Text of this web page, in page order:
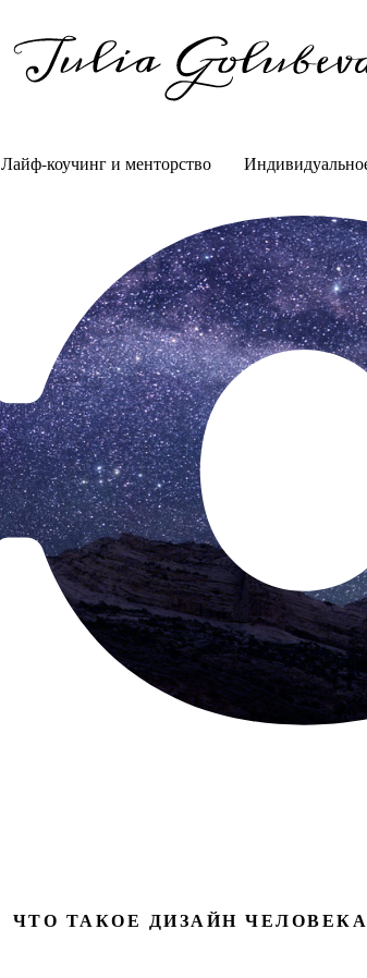
Лайф-коучинг и менторство
ЧТО ТАКОЕ ДИЗАЙН